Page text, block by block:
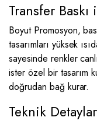
Transfer Baskı
Boyut Promosyon,
tasarımları yüksek
sayesinde renkler
ister özel bir tasarım
doğrudan bağ kurar.
Teknik Detaylar